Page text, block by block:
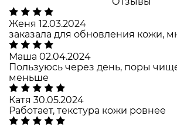
Женя 12.03.2024
заказала для обновления кожи,
Маша 02.04.2024
Пользуюсь через день, поры
меньше
Катя 30.05.2024
Работает, текстура кожи ровнее